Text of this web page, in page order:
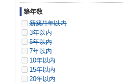
築年数
新築/1年以内
3年以内
5年以内
7年以内
10年以内
15年以内
20年以内